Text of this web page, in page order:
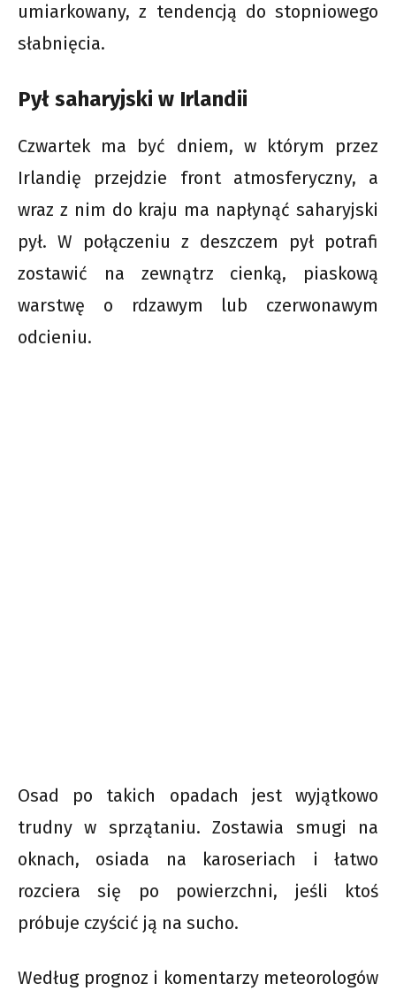
umiarkowany, z tendencją do stopniowego
słabnięcia.
Pył saharyjski w Irlandii
Czwartek ma być dniem, w którym przez
Irlandię przejdzie front atmosferyczny, a
wraz z nim do kraju ma napłynąć saharyjski
pył. W połączeniu z deszczem pył potrafi
zostawić na zewnątrz cienką, piaskową
warstwę o rdzawym lub czerwonawym
odcieniu.
Osad po takich opadach jest wyjątkowo
trudny w sprzątaniu. Zostawia smugi na
oknach, osiada na karoseriach i łatwo
rozciera się po powierzchni, jeśli ktoś
próbuje czyścić ją na sucho.
Według prognoz i komentarzy meteorologów